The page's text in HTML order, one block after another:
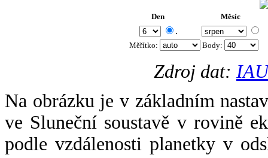
Den Měsíc
.
Měřítko: Body:
Zdroj dat:
Na obrázku je v základním
ve Sluneční soustavě v rovině
podle vzdálenosti planetky v